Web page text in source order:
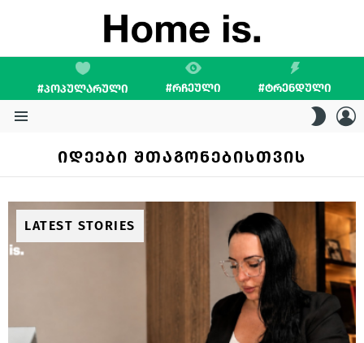
#ᲞᲝᲞᲣᲚᲐᲠᲣᲚᲘ #ᲠᲩᲔᲣᲚᲘ #ᲢᲠᲔᲜᲓᲣᲚᲘ
SKIN
ᲘᲓᲔᲔᲑᲘ ᲨᲗᲐᲒᲝᲜᲔᲑᲘᲡᲗᲕᲘᲡ
LATEST STORIES